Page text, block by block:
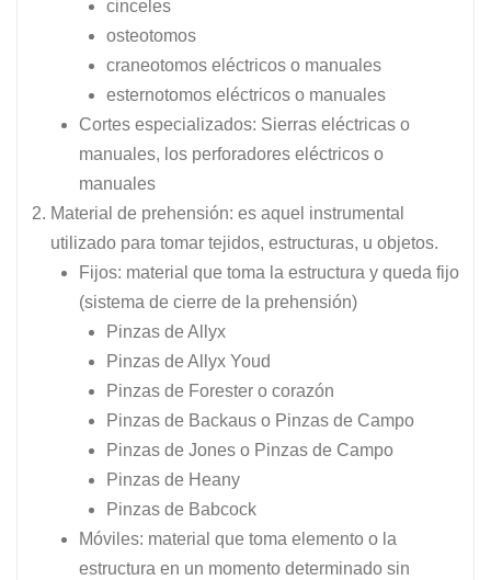
cinceles
osteotomos
craneotomos eléctricos o manuales
esternotomos eléctricos o manuales
Cortes especializados: Sierras eléctricas o
manuales, los perforadores eléctricos o
manuales
Material de prehensión: es aquel instrumental
utilizado para tomar tejidos, estructuras, u objetos.
Fijos: material que toma la estructura y queda fijo
(sistema de cierre de la prehensión)
Pinzas de Allyx
Pinzas de Allyx Youd
Pinzas de Forester o corazón
Pinzas de Backaus o Pinzas de Campo
Pinzas de Jones o Pinzas de Campo
Pinzas de Heany
Pinzas de Babcock
Móviles: material que toma elemento o la
estructura en un momento determinado sin